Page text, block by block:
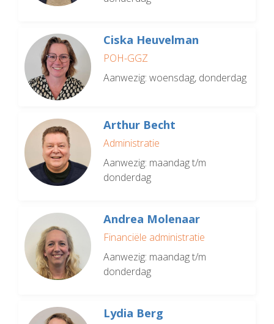
Ciska Heuvelman
POH-GGZ
Aanwezig: woensdag, donderdag
Arthur Becht
Administratie
Aanwezig: maandag t/m
donderdag
Andrea Molenaar
Financiële administratie
Aanwezig: maandag t/m
donderdag
Lydia Berg